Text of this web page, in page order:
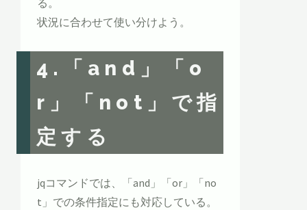
状況に合わせて使い分けよう。
4.「and」「o
r」「not」で指
定する
jqコマンドでは、「and」「or」「no
t」での条件指定にも対応している。